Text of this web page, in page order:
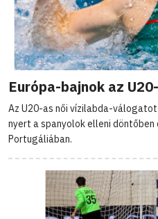
Európa-bajnok az
Az U20-as női vízilabda-
nyert a spanyolok elleni
Portugáliában.